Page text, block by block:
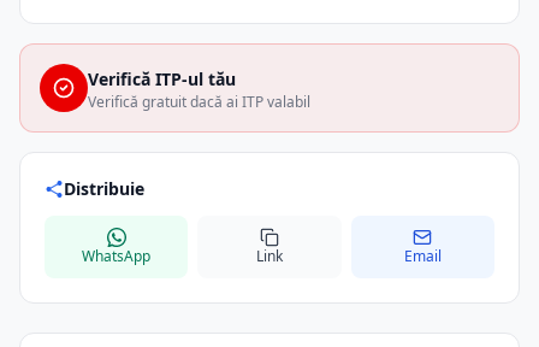
Verifică ITP-ul tău
Verifică gratuit dacă ai ITP valabil
Distribuie
WhatsApp Link Email